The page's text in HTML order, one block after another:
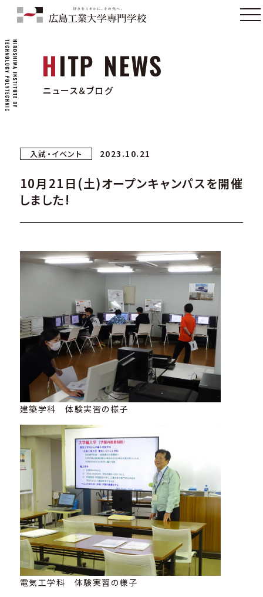
ニュース＆ブログ
入試・イベント 2023.10.21
10月21日(土)オープンキャンパスを開催
しました!
建築学科 体験実習の様子
電気工学科 体験実習の様子